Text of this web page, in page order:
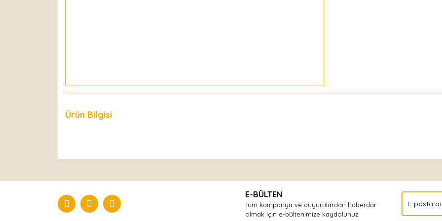
Ürün Bilgisi
Yorum Yaz
E-BÜLTEN
Tüm kampanya ve duyurulardan haberdar
olmak için e-bültenimize kaydolunuz.